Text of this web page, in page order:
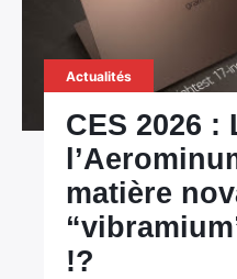
Actualités
CES 2026 :
matière
!?